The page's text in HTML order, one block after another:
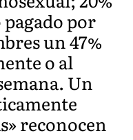
por
un 47%
o al
Un
reconocen